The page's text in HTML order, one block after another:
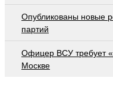
Опубликованы новые
партий
Офицер ВСУ требует
Москве